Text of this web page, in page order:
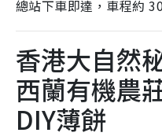
總站下車即達，車程約
香港大自然
西蘭有機農
DIY薄餅